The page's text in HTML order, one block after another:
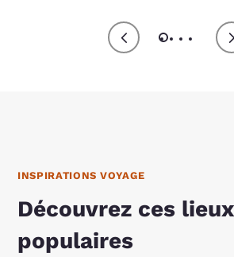
INSPIRATIONS VOYAGE
Découvrez ces lieux
populaires